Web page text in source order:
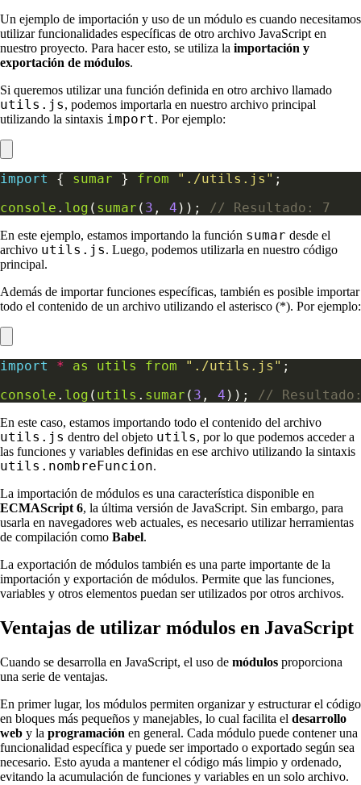
Un ejemplo de importación y uso de un módulo es cuando necesitamos
utilizar funcionalidades específicas de otro archivo JavaScript en
nuestro proyecto. Para hacer esto, se utiliza la importación y
exportación de módulos.
Si queremos utilizar una función definida en otro archivo llamado
utils.js, podemos importarla en nuestro archivo principal
utilizando la sintaxis import. Por ejemplo:
import { sumar } from "./utils.js"
console . log ( sumar ( 3 , 4 ));
En este ejemplo, estamos importando la función sumar desde el
archivo utils.js. Luego, podemos utilizarla en nuestro código
principal.
Además de importar funciones específicas, también es posible importar
todo el contenido de un archivo utilizando el asterisco (*). Por ejemplo:
import * as utils from "./utils.js"
console . log ( utils . sumar ( 3 , 4 ));
En este caso, estamos importando todo el contenido del archivo
utils.js dentro del objeto utils, por lo que podemos acceder a
las funciones y variables definidas en ese archivo utilizando la sintaxis
utils.nombreFuncion.
La importación de módulos es una característica disponible en
ECMAScript 6, la última versión de JavaScript. Sin embargo, para
usarla en navegadores web actuales, es necesario utilizar herramientas
de compilación como Babel.
La exportación de módulos también es una parte importante de la
importación y exportación de módulos. Permite que las funciones,
variables y otros elementos puedan ser utilizados por otros archivos.
Ventajas de utilizar módulos en JavaScript
Cuando se desarrolla en JavaScript, el uso de módulos proporciona
una serie de ventajas.
En primer lugar, los módulos permiten organizar y estructurar el código
en bloques más pequeños y manejables, lo cual facilita el desarrollo
web y la programación en general. Cada módulo puede contener una
funcionalidad específica y puede ser importado o exportado según sea
necesario. Esto ayuda a mantener el código más limpio y ordenado,
evitando la acumulación de funciones y variables en un solo archivo.